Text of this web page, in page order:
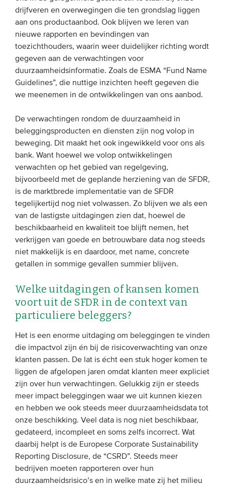
drijfveren en overwegingen die ten grondslag liggen
aan ons productaanbod. Ook blijven we leren van
nieuwe rapporten en bevindingen van
toezichthouders, waarin weer duidelijker richting wordt
gegeven aan de verwachtingen voor
duurzaamheidsinformatie. Zoals de ESMA “Fund Name
Guidelines”, die nuttige inzichten heeft gegeven die
we meenemen in de ontwikkelingen van ons aanbod.
De verwachtingen rondom de duurzaamheid in
beleggingsproducten en diensten zijn nog volop in
beweging. Dit maakt het ook ingewikkeld voor ons als
bank. Want hoewel we volop ontwikkelingen
verwachten op het gebied van regelgeving,
bijvoorbeeld met de geplande herziening van de SFDR,
is de marktbrede implementatie van de SFDR
tegelijkertijd nog niet volwassen. Zo blijven we als een
van de lastigste uitdagingen zien dat, hoewel de
beschikbaarheid en kwaliteit toe blijft nemen, het
verkrijgen van goede en betrouwbare data nog steeds
niet makkelijk is en daardoor, met name, concrete
getallen in sommige gevallen summier blijven.
Welke uitdagingen of kansen komen
voort uit de SFDR in de context van
particuliere beleggers?
Het is een enorme uitdaging om beleggingen te vinden
die impactvol zijn én bij de risicoverwachting van onze
klanten passen. De lat is écht een stuk hoger komen te
liggen de afgelopen jaren omdat klanten meer expliciet
zijn over hun verwachtingen. Gelukkig zijn er steeds
meer impact beleggingen waar we uit kunnen kiezen
en hebben we ook steeds meer duurzaamheidsdata tot
onze beschikking. Veel data is nog niet beschikbaar,
gedateerd, incompleet en soms zelfs incorrect. Wat
daarbij helpt is de Europese Corporate Sustainability
Reporting Disclosure, de “CSRD”. Steeds meer
bedrijven moeten rapporteren over hun
duurzaamheidsrisico’s en in welke mate zij het milieu